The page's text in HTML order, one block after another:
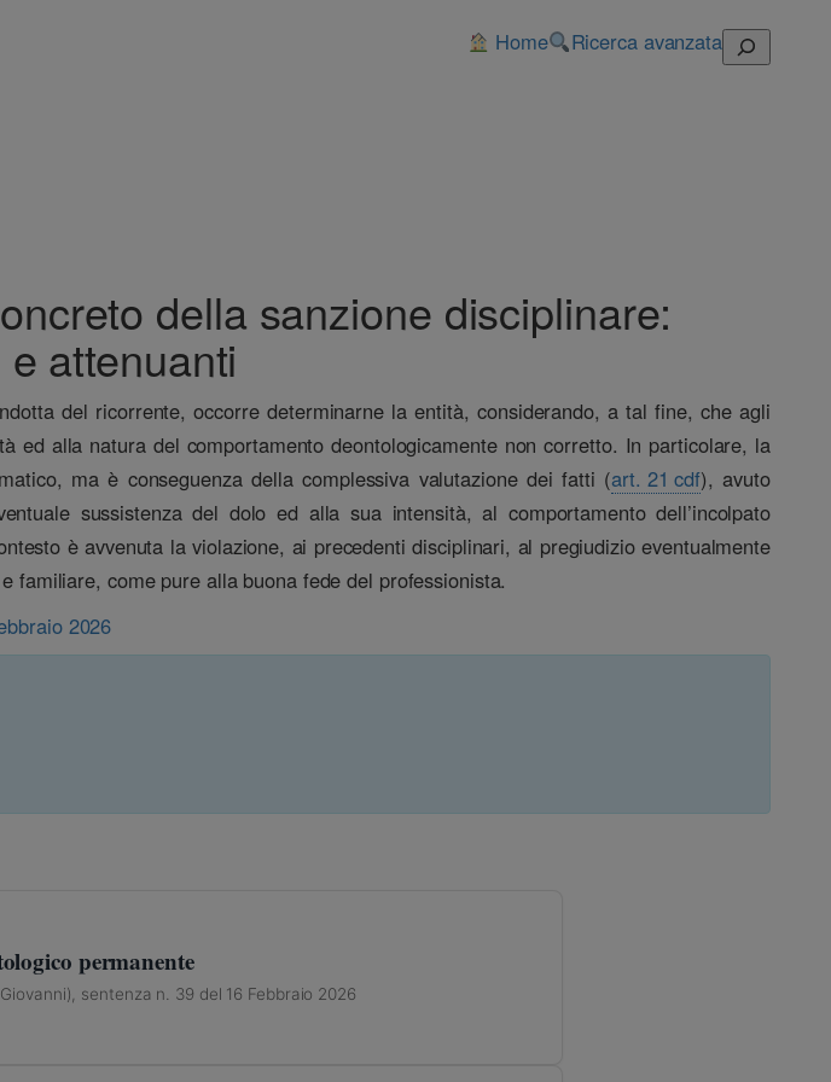
Home Ricerca avanzata Cerca
della sanzione disciplinare:
attenuanti
del ricorrente, occorre determinarne la entità, considerando, a tal fine, che agli
alla natura del comportamento deontologicamente non corretto. In particolare, la
ma è conseguenza della complessiva valutazione dei fatti (art. 21 cdf), avuto
sussistenza del dolo ed alla sua intensità, al comportamento dell’incolpato
è avvenuta la violazione, ai precedenti disciplinari, al pregiudizio eventualmente
come pure alla buona fede del professionista.
2026
permanente
sentenza n. 39 del 16 Febbraio 2026